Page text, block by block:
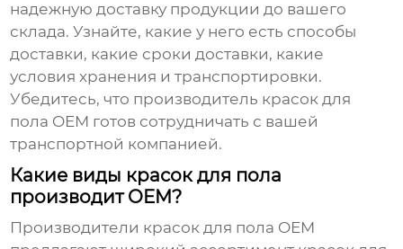
надежную доставку продукции до вашего
склада. Узнайте, какие у него есть способы
доставки, какие сроки доставки, какие
условия хранения и транспортировки.
Убедитесь, что производитель красок для
пола OEM готов сотрудничать с вашей
транспортной компанией.
Какие виды красок для пола
производит OEM?
Производители красок для пола OEM